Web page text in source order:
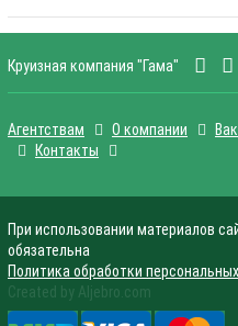
Круизная компания "Гама"
Агентствам О компании
Контакты
При использовании материалов
обязательна
Политика обработки
Created by Aljebro.com